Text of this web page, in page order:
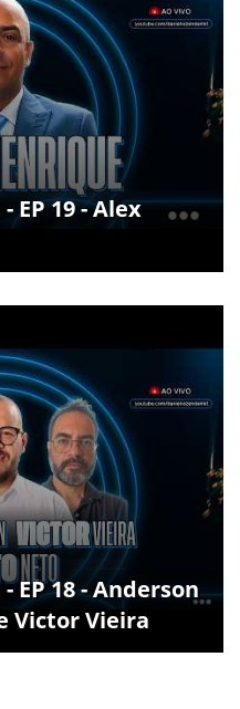
EP 19 - Alex
EP 18 - Anderson
Victor Vieira